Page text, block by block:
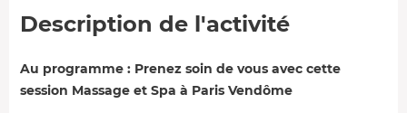
Description de l'activité
Au programme : Prenez soin de vous avec cette
session Massage et Spa à Paris Vendôme